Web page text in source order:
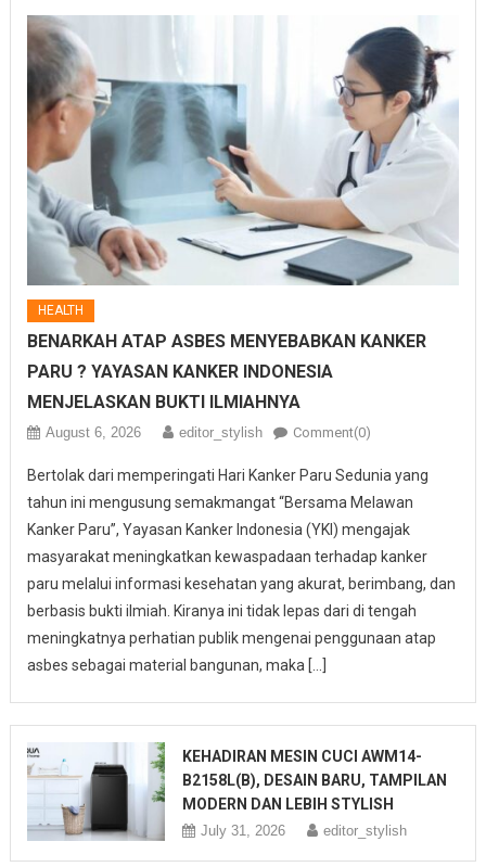
HEALTH
BENARKAH ATAP ASBES MENYEBABKAN KANKER
PARU ? YAYASAN KANKER INDONESIA
MENJELASKAN BUKTI ILMIAHNYA
August 6, 2026 editor_stylish Comment(0)
Bertolak dari memperingati Hari Kanker Paru Sedunia yang
tahun ini mengusung semakmangat “Bersama Melawan
Kanker Paru”, Yayasan Kanker Indonesia (YKI) mengajak
masyarakat meningkatkan kewaspadaan terhadap kanker
paru melalui informasi kesehatan yang akurat, berimbang, dan
berbasis bukti ilmiah. Kiranya ini tidak lepas dari di tengah
meningkatnya perhatian publik mengenai penggunaan atap
asbes sebagai material bangunan, maka […]
KEHADIRAN MESIN CUCI AWM14-
B2158L(B), DESAIN BARU, TAMPILAN
MODERN DAN LEBIH STYLISH
July 31, 2026 editor_stylish